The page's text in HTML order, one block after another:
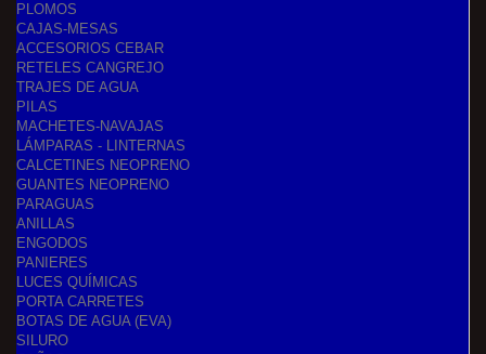
PLOMOS
CAJAS-MESAS
ACCESORIOS CEBAR
RETELES CANGREJO
TRAJES DE AGUA
PILAS
MACHETES-NAVAJAS
LÁMPARAS - LINTERNAS
CALCETINES NEOPRENO
GUANTES NEOPRENO
PARAGUAS
ANILLAS
ENGODOS
PANIERES
LUCES QUÍMICAS
PORTA CARRETES
BOTAS DE AGUA (EVA)
SILURO